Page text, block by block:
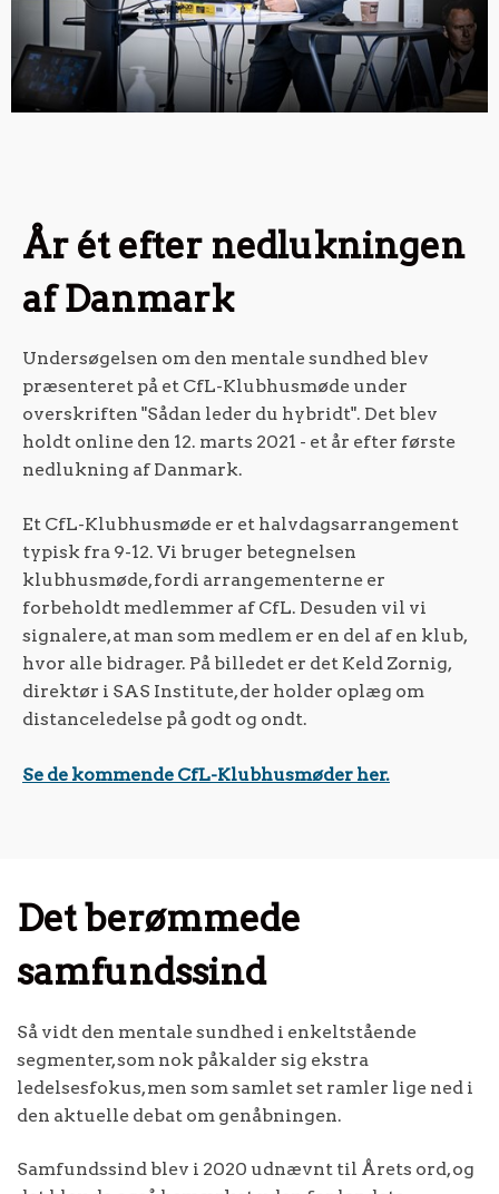
År ét efter nedlukningen
af Danmark
Undersøgelsen om den mentale sundhed blev
præsenteret på et CfL-Klubhusmøde under
overskriften "Sådan leder du hybridt". Det blev
holdt online den 12. marts 2021 - et år efter første
nedlukning af Danmark.
Et CfL-Klubhusmøde er et halvdagsarrangement
typisk fra 9-12. Vi bruger betegnelsen
klubhusmøde, fordi arrangementerne er
forbeholdt medlemmer af CfL. Desuden vil vi
signalere, at man som medlem er en del af en klub,
hvor alle bidrager. På billedet er det Keld Zornig,
direktør i SAS Institute, der holder oplæg om
distanceledelse på godt og ondt.
Se de kommende CfL-Klubhusmøder her.
Det berømmede
samfundssind
Så vidt den mentale sundhed i enkeltstående
segmenter, som nok påkalder sig ekstra
ledelsesfokus, men som samlet set ramler lige ned i
den aktuelle debat om genåbningen.
Samfundssind blev i 2020 udnævnt til Årets ord, og